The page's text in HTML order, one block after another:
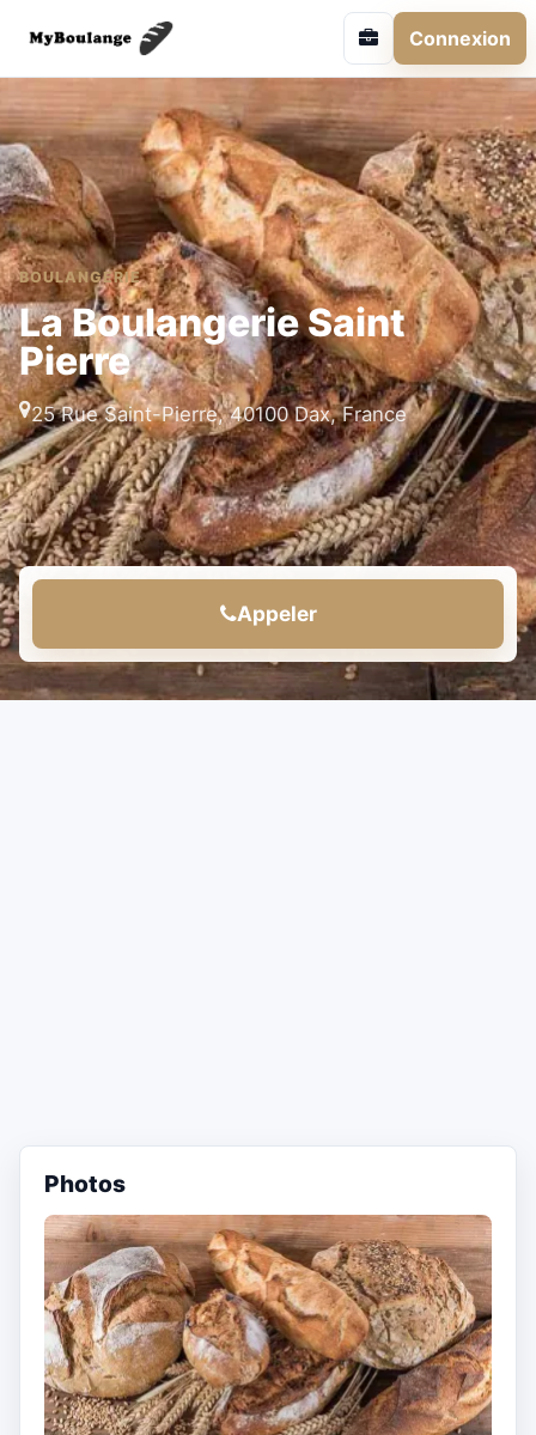
Connexion
BOULANGERIE
La Boulangerie Saint
Pierre
25 Rue Saint-Pierre, 40100 Dax, France
Appeler
Photos